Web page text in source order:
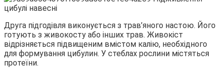
Друга підгодівля виконується з трав’яного настою. Його
готують з живокосту або інших трав. Живокіст
відрізняється підвищеним вмістом калію, необхідного
для формування цибулин. У стеблах рослини містяться
протеїни.